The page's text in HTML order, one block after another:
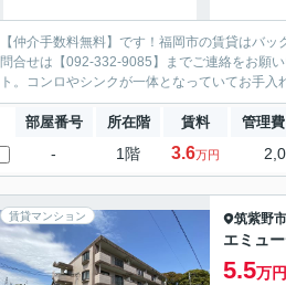
【仲介手数料無料】です！福岡市の賃貸はバ
問合せは【092-332-9085】までご連絡をお願
ト。コンロやシンクが一体となっていてお手
部屋番号 所在階 賃料 管理
- 1階 3.6万円
賃貸マンション 筑紫野市
エミュ
5.5万円